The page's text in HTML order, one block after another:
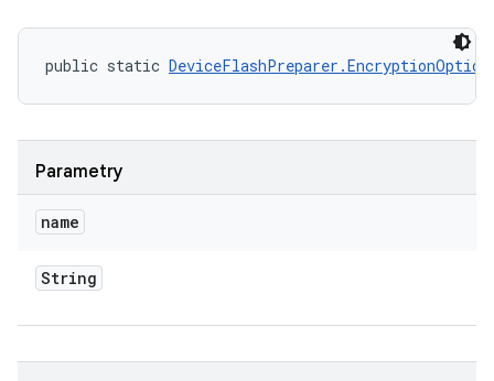
public static
Parametry
name
String